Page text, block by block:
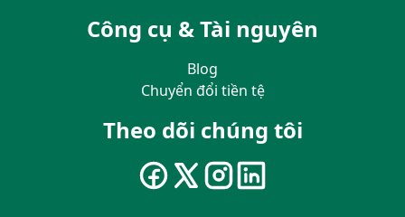
Công cụ & Tài nguyên
Blog
Chuyển đổi tiền tệ
Theo dõi chúng tôi